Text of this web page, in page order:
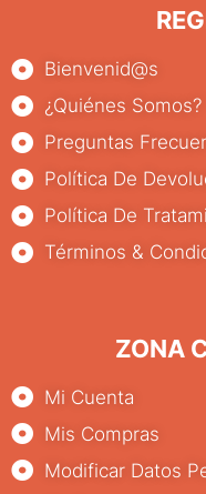
Bienvenid@s
¿Quiénes Somos?
Preguntas
Política De
Política De
Términos &
ZONA
Mi Cuenta
Mis Compras
Modificar Datos